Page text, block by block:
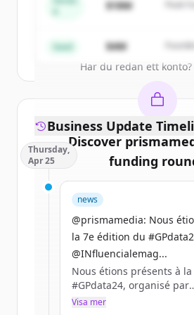
Har du redan ett konto?
$18M
Peak
Seed $4M
Discover
funding
Sign up for free to
rounds
New accounts include
get started.
Create Free
Har du redan ett konto?
Business Update
Thursday,
Apr 25
news
@prismamedia: Nous
la 7e édition du
@INfluencialemag...
Nous étions présents à
#GPdata24, organisé par
@INfluencialemag, @mntd_
Visa mer